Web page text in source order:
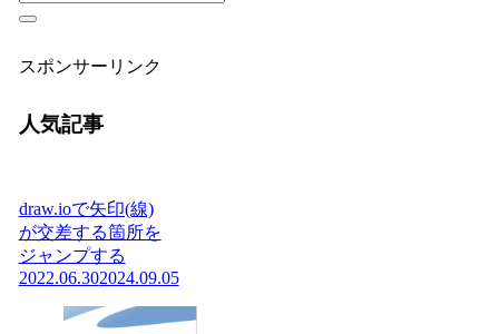
スポンサーリンク
人気記事
draw.ioで矢印(線)
が交差する箇所を
ジャンプする
2022.06.302024.09.05